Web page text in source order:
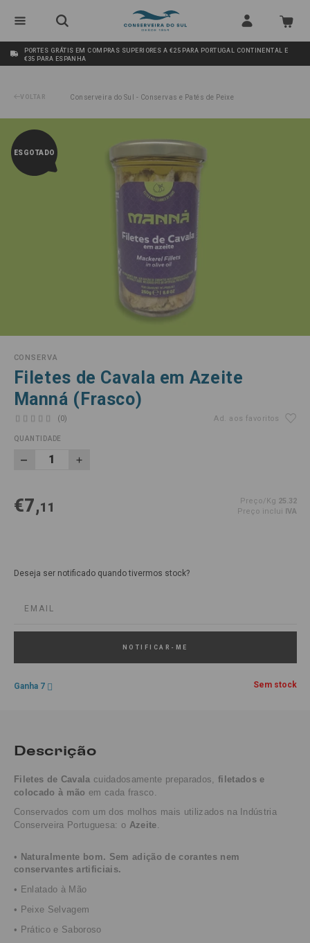
PORTES GRÁTIS EM COMPRAS SUPERIORES A €25 PARA PORTUGAL CONTINENTAL E
€35 PARA ESPANHA
VOLTAR Conserveira do Sul - Conservas e Patés de Peixe
ESGOTADO
CONSERVA
Filetes de Cavala em Azeite
Manná (Frasco)
(0) Ad. aos favoritos
QUANTIDADE
€7,11 Preço/Kg 25.32
Preço inclui IVA
Deseja ser notificado quando tivermos stock?
NOTIFICAR-ME
Ganha 7 Sem stock
Descrição
Filetes de Cavala cuidadosamente preparados, filetados e
colocado à mão em cada frasco.
Conservados com um dos molhos mais utilizados na Indústria
Conserveira Portuguesa: o Azeite
• Naturalmente bom. Sem adição de corantes nem
conservantesartificiais.
• Enlatado à Mão
• Peixe Selvagem
• Prático e Saboroso